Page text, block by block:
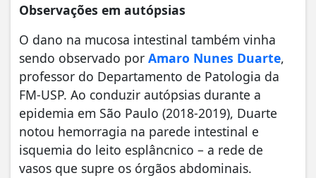
Observações em autópsias
O dano na mucosa intestinal também vinha
sendo observado por Amaro Nunes Duarte,
professor do Departamento de Patologia da
FM-USP. Ao conduzir autópsias durante a
epidemia em São Paulo (2018-2019), Duarte
notou hemorragia na parede intestinal e
isquemia do leito esplâncnico – a rede de
vasos que supre os órgãos abdominais.